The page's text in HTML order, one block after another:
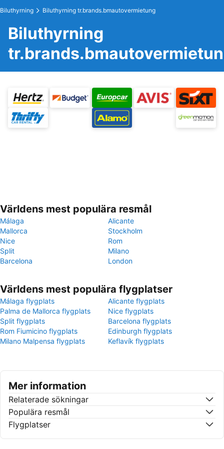
Biluthyrning Biluthyrning tr.brands.bmautovermietung
Biluthyrning
Världens mest populära resmål
Málaga
Alicante
Mallorca
Stockholm
Nice
Rom
Split
Milano
Barcelona
London
Världens mest populära flygplatser
Málaga flygplats
Alicante flygplats
Palma de Mallorca flygplats
Nice flygplats
Split flygplats
Barcelona flygplats
Rom Fiumicino flygplats
Edinburgh flygplats
Milano Malpensa flygplats
Keflavík flygplats
Mer information
Relaterade sökningar
Populära resmål
Flygplatser